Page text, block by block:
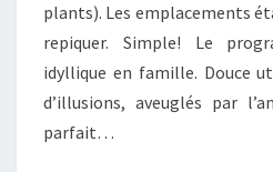
plants). Les emplacements
repiquer. Simple! Le
idyllique en famille. Douce
d’illusions, aveuglés par
parfait…